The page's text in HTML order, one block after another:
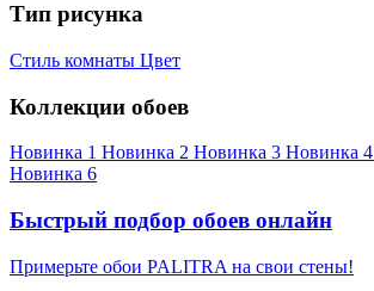
Тип рисунка
Стиль комнаты Цвет
Коллекции обоев
Новинка 1 Новинка 2 Новинка 3 Новинка 4
Новинка 6
Быстрый подбор обоев онлайн
Примерьте обои PALITRA на свои стены!